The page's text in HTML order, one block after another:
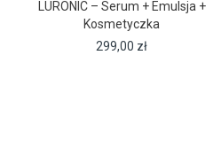
LURONIC – Serum + Emulsja +
Kosmetyczka
299,00 zł